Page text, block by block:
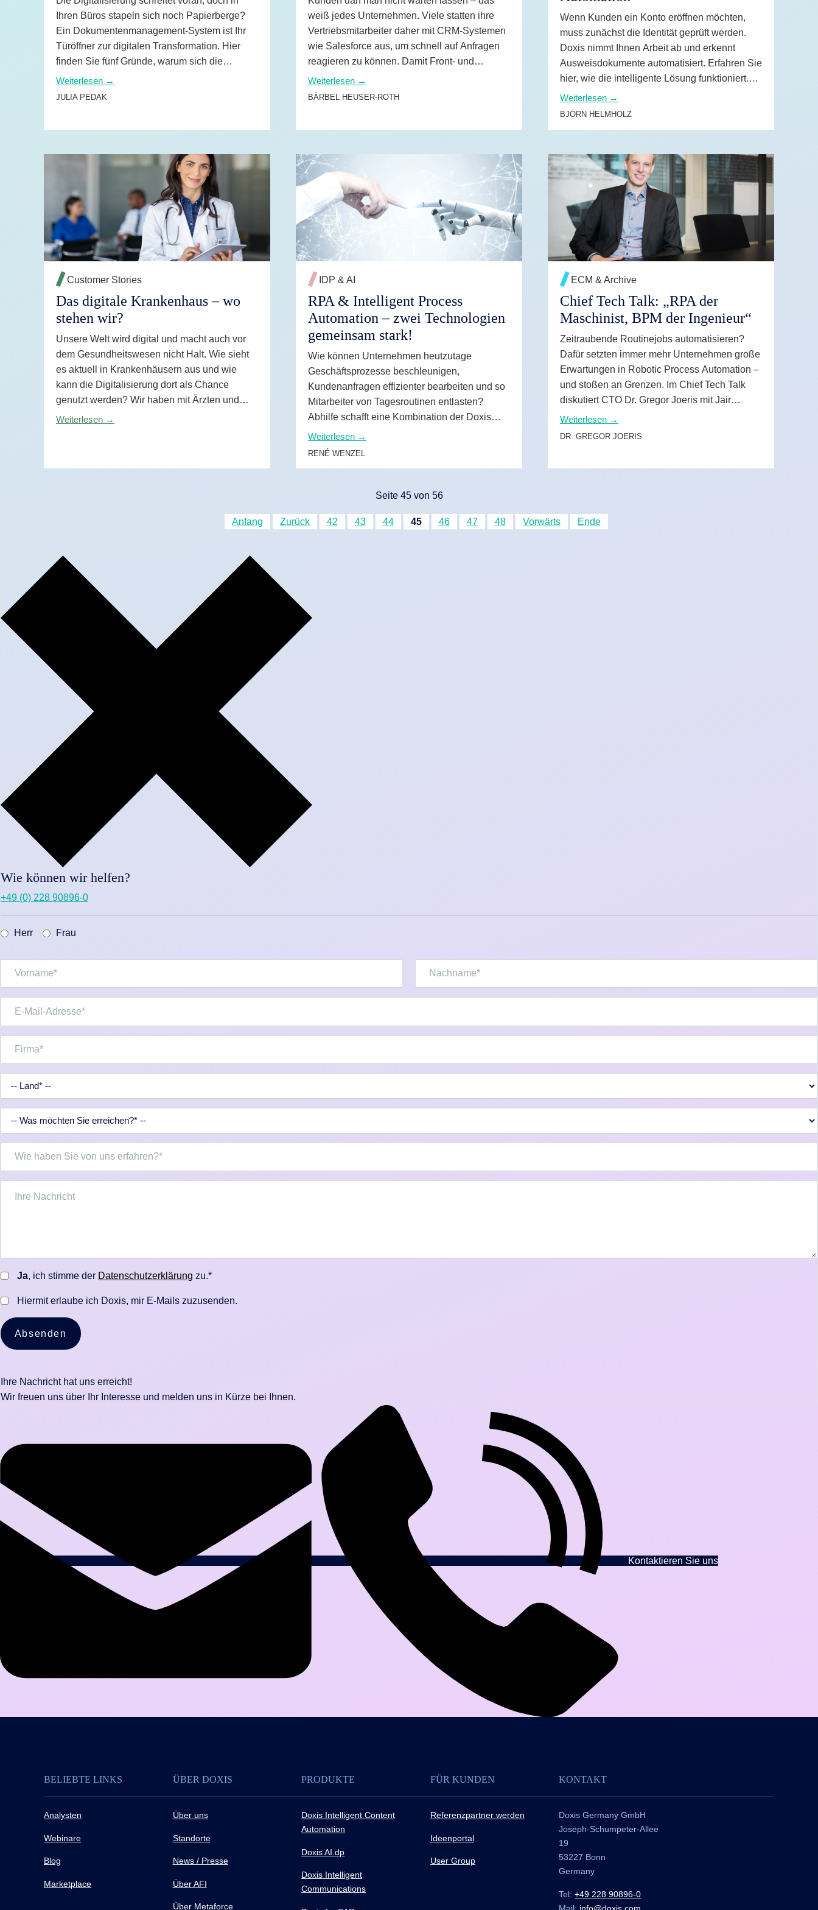
KI-Funktionen
Integrationen
Deployment & Services
Ihren Büros stapeln sich noch Papierberge?
Ein Dokumentenmanagement-System ist Ihr
Türöffner zur digitalen Transformation. Hier
finden Sie fünf Gründe, warum sich die
Investition in ein DMS für Sie gleich doppelt
auszahlt.
Weiterlesen →
JULIA PEDAK
weiß jedes Unternehmen. Viele statten ihre
Vertriebsmitarbeiter daher mit CRM-Systemen
wie Salesforce aus, um schnell auf Anfragen
reagieren zu können. Damit Front- und
Backoffice im Kundenservice nahtlos
zusammenarbeiten können, benötigen sie
Weiterlesen →
BÄRBEL HEUSER-ROTH
Wenn Kunden ein Konto eröffnen möchten,
muss zunächst die Identität geprüft werden.
Doxis nimmt Ihnen Arbeit ab und erkennt
Ausweisdokumente automatisiert. Erfahren Sie
hier, wie die intelligente Lösung funktioniert.
Weiterlesen →
BJÖRN HELMHOLZ
WEITERLESEN →
Customer Stories
Das digitale Krankenhaus – wo
stehen wir?
Unsere Welt wird digital und macht auch vor
dem Gesundheitswesen nicht Halt. Wie sieht
es aktuell in Krankenhäusern aus und wie
kann die Digitalisierung dort als Chance
genutzt werden? Wir haben mit Ärzten und
Pflegekräften gesprochen.
Weiterlesen →
WEITERLESEN →
IDP & AI
RPA & Intelligent Process
Automation – zwei Technologien
gemeinsam stark!
Wie können Unternehmen heutzutage
Geschäftsprozesse beschleunigen,
Kundenanfragen effizienter bearbeiten und so
Mitarbeiter von Tagesroutinen entlasten?
Abhilfe schafft eine Kombination der Doxis
IPA- und RPA- Technologien.
Weiterlesen →
RENÉ WENZEL
WEITERLESEN →
ECM & Archive
Chief Tech Talk: „RPA der
Maschinist, BPM der Ingenieur“
Zeitraubende Routinejobs automatisieren?
Dafür setzten immer mehr Unternehmen große
Erwartungen in Robotic Process Automation –
und stoßen an Grenzen. Im Chief Tech Talk
diskutiert CTO Dr. Gregor Joeris mit Jair
Godschalk, wo sich RPA lohnt und wo
Weiterlesen →
DR. GREGOR JOERIS
Seite 45 von 56
Anfang Zurück 42 43 44 45 46 47 48 Vorwärts Ende
Wie können wir helfen?
+49 (0) 228 90896-0
Herr Frau
Ja, ich stimme der Datenschutzerklärung zu.*
Hiermit erlaube ich Doxis, mir E-Mails zuzusenden.
Absenden
Ihre Nachricht hat uns erreicht!
Wir freuen uns über Ihr Interesse und melden uns in Kürze bei Ihnen.
Kontaktieren Sie uns
BELIEBTE LINKS
Analysten
Webinare
Blog
Marketplace
ÜBER DOXIS
Über uns
Standorte
News / Presse
Über AFI
Über Metaforce
PRODUKTE
Doxis Intelligent Content
Automation
Doxis AI.dp
Doxis Intelligent
Communications
FÜR KUNDEN
Referenzpartner werden
Ideenportal
User Group
KONTAKT
Doxis Germany GmbH
Joseph-Schumpeter-Allee
19
53227 Bonn
Germany
Tel:+49 228 90896-0
Mail: info@doxis.com